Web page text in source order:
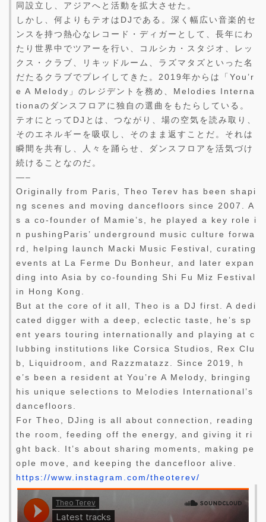
同設立し、アジアへと活動を拡大させた。
しかし、何よりもテオはDJである。深く幅広い音楽的セ
ンスを持つ熱心なレコード・ディガーとして、長年にわ
たり世界中でツアーを行い、コルシカ・スタジオ、レッ
クス・クラブ、リキッドルーム、ラズマタズといった名
だたるクラブでプレイしてきた。2019年からは「You’r
e A Melody」のレジデントを務め、Melodies Interna
tionaのダンスフロアに独自の選曲をもたらしている。
テオにとってDJとは、つながり、場の空気を読み取り、
そのエネルギーを吸収し、そのまま返すことだ。それは
瞬間を共有し、人々を踊らせ、ダンスフロアを活気づけ
続けることなのだ。
—–
Originally from Paris, Theo Terev has been shapi
ng scenes and moving dancefloors since 2007. A
s a co-founder of Mamie’s, he played a key role i
n pushingParis’ underground music culture forwa
rd, helping launch Macki Music Festival, curating
events at La Ferme Du Bonheur, and later expan
ding into Asia by co-founding Shi Fu Miz Festival
in Hong Kong.
But at the core of it all, Theo is a DJ first. A dedi
cated digger with a deep, eclectic taste, he’s sp
ent years touring internationally and playing at c
lubbing institutions like Corsica Studios, Rex Clu
b, Liquidroom, and Razzmatazz. Since 2019, h
e’s been a resident at You’re A Melody, bringing
his unique selections to Melodies International’s
dancefloors.
For Theo, DJing is all about connection, reading
the room, feeding off the energy, and giving it ri
ght back. It’s about sharing moments, making pe
ople move, and keeping the dancefloor alive.
https://www.instagram.com/theoterev/